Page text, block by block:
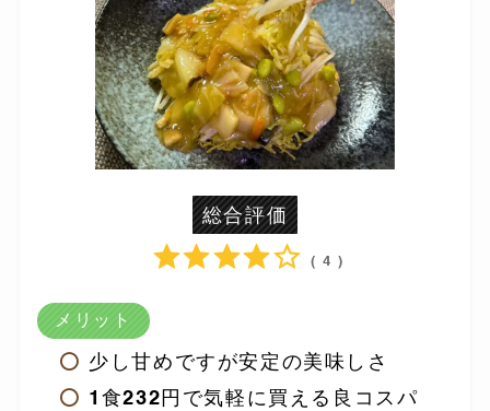
総合評価
( 4 )
メリット
少し甘めですが安定の美味しさ
1食232円で気軽に買える良コスパ